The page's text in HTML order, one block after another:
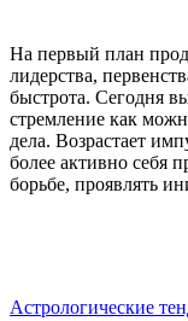
На первый план
лидерства,
быстрота. Сегодня
стремление как
дела. Возрастает
более активно себя
борьбе, проявлять
Астрологические